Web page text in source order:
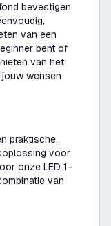
bevestigen.
van een
bent of
van het
wensen
praktische,
voor
onze LED 1-
van